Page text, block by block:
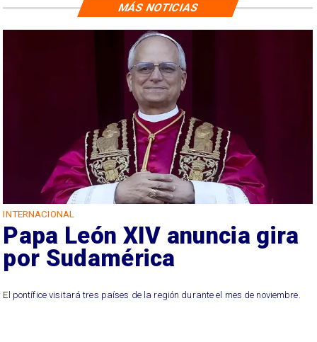
INTERNACIONAL
Papa León XIV anuncia gira
por Sudamérica
El pontífice visitará tres países de la región durante el mes de noviembre.
MÁS NOTICIAS